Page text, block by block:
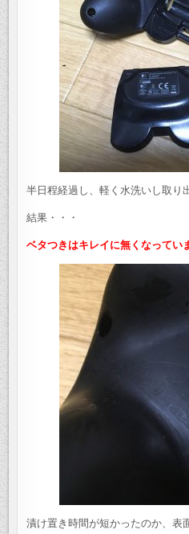
半日程経過し、軽く水洗いし取り
結果・・・
ベタつきはキレイに無くなってい
漬け置き時間が短かったのか、表